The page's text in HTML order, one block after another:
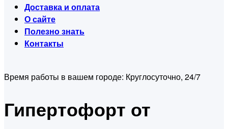
Доставка и оплата
О сайте
Полезно знать
Контакты
Время работы в вашем городе: Круглосуточно, 24/7
Гипертофорт от